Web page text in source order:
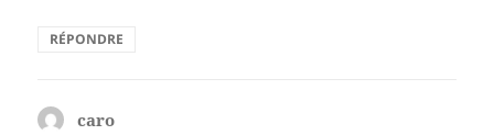
RÉPONDRE
caro